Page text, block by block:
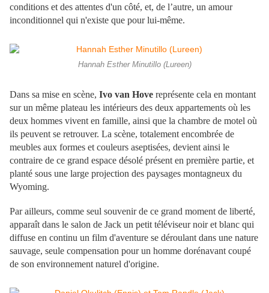
conditions et des attentes d'un côté, et, de l’autre, un amour
inconditionnel qui n'existe que pour lui-même.
Hannah Esther Minutillo (Lureen)
Dans sa mise en scène, Ivo van Hove représente cela en montant
sur un même plateau les intérieurs des deux appartements où les
deux hommes vivent en famille, ainsi que la chambre de motel où
ils peuvent se retrouver. La scène, totalement encombrée de
meubles aux formes et couleurs aseptisées, devient ainsi le
contraire de ce grand espace désolé présent en première partie, et
planté sous une large projection des paysages montagneux du
Wyoming.
Par ailleurs, comme seul souvenir de ce grand moment de liberté,
apparaît dans le salon de Jack un petit téléviseur noir et blanc qui
diffuse en continu un film d'aventure se déroulant dans une nature
sauvage, seule compensation pour un homme dorénavant coupé
de son environnement naturel d'origine.